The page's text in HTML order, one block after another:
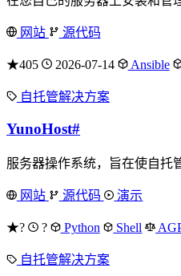
网站 源代码
★405 2026-07-14 Ansible
自托管解决方案
YunoHost#
服务器操作系统，旨在使自托
网站 源代码 演示
★? ? Python Shell
自托管解决方案